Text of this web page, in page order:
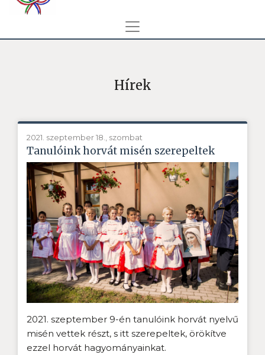
Hírek
2021. szeptember 18., szombat
Tanulóink horvát misén szerepeltek
2021. szeptember 9-én tanulóink horvát nyelvű
misén vettek részt, s itt szerepeltek, örökítve
ezzel horvát hagyományainkat.